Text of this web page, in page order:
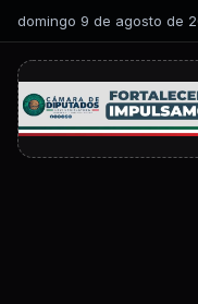
domingo 9 de agosto de